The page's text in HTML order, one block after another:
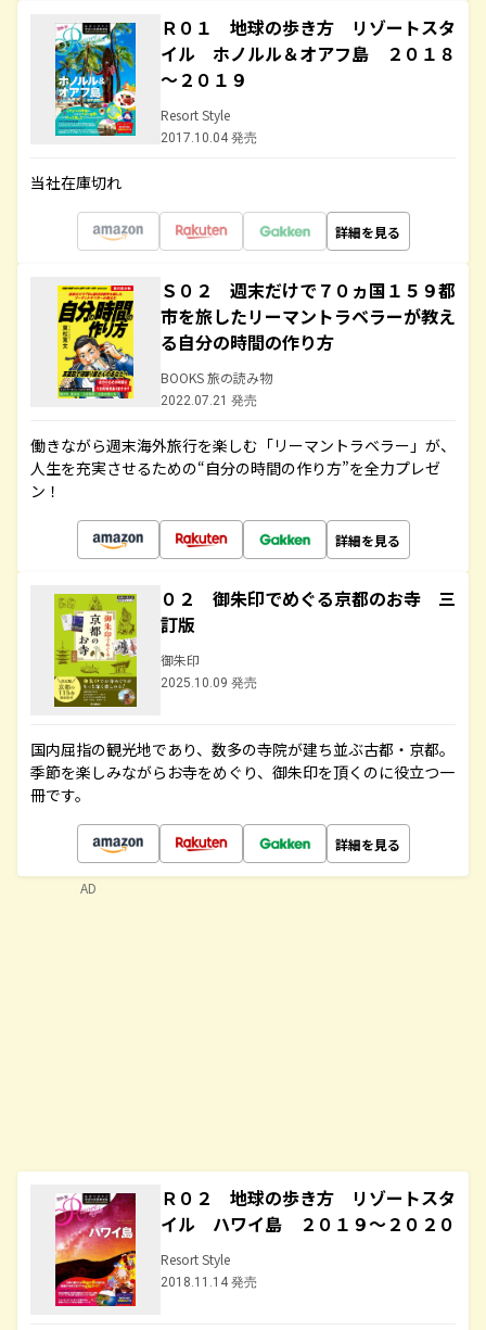
Ｒ０１ 地球の歩き方 リゾートスタ
イル ホノルル＆オアフ島 ２０１８
～２０１９
Resort Style
2017.10.04 発売
当社在庫切れ
詳細を見る
Ｓ０２ 週末だけで７０ヵ国１５９都
市を旅したリーマントラベラーが教え
る自分の時間の作り方
BOOKS 旅の読み物
2022.07.21 発売
働きながら週末海外旅行を楽しむ「リーマントラベラー」が、
人生を充実させるための“自分の時間の作り方”を全力プレゼ
ン！
詳細を見る
０２ 御朱印でめぐる京都のお寺 三
訂版
御朱印
2025.10.09 発売
国内屈指の観光地であり、数多の寺院が建ち並ぶ古都・京都。
季節を楽しみながらお寺をめぐり、御朱印を頂くのに役立つ一
冊です。
詳細を見る
Ｒ０２ 地球の歩き方 リゾートスタ
イル ハワイ島 ２０１９～２０２０
Resort Style
2018.11.14 発売
AD